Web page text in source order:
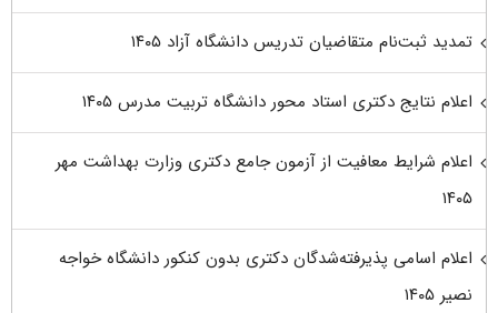
تمدید ثبت‌نام متقاضیان تدریس دانشگاه آزاد ۱۴۰۵
اعلام نتایج دکتری استاد محور دانشگاه تربیت مدرس ۱۴۰۵
اعلام شرایط معافیت از آزمون جامع دکتری وزارت بهداشت مهر
۱۴۰۵
اعلام اسامی پذیرفته‌شدگان دکتری بدون کنکور دانشگاه خواجه
نصیر ۱۴۰۵